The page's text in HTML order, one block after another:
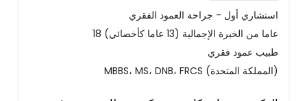
استشاري أول - جراحة العمود الفقري
18 عاما من الخبرة الإجمالية (13 عاما كأخصائي)
طبيب عمود فقري
MBBS، MS، DNB، FRCS (المملكة المتحدة)